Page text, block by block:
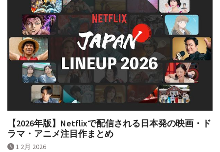
【2026年版】Netflixで配信される日本発の映画・ド
ラマ・アニメ注目作まとめ
1 2月 2026